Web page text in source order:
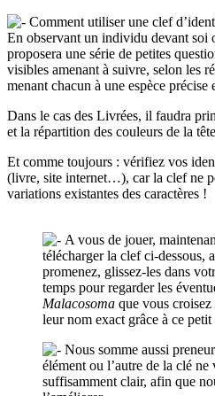
Comment utiliser une clef
En observant un individu devant soi
proposera une série de petites
visibles amenant à suivre, selon les
menant chacun à une espèce précise
Dans le cas des Livrées, il faudra
et la répartition des couleurs de la
Et comme toujours : vérifiez vos
(livre, site internet…), car la clef ne
variations existantes des caractères !
A vous de jouer,
télécharger la clef ci-dessous,
promenez, glissez-les dans
temps pour regarder les
Malacosoma que vous
leur nom exact grâce à ce
Nous somme aussi
élément ou l’autre de la clé ne
suffisamment clair, afin que